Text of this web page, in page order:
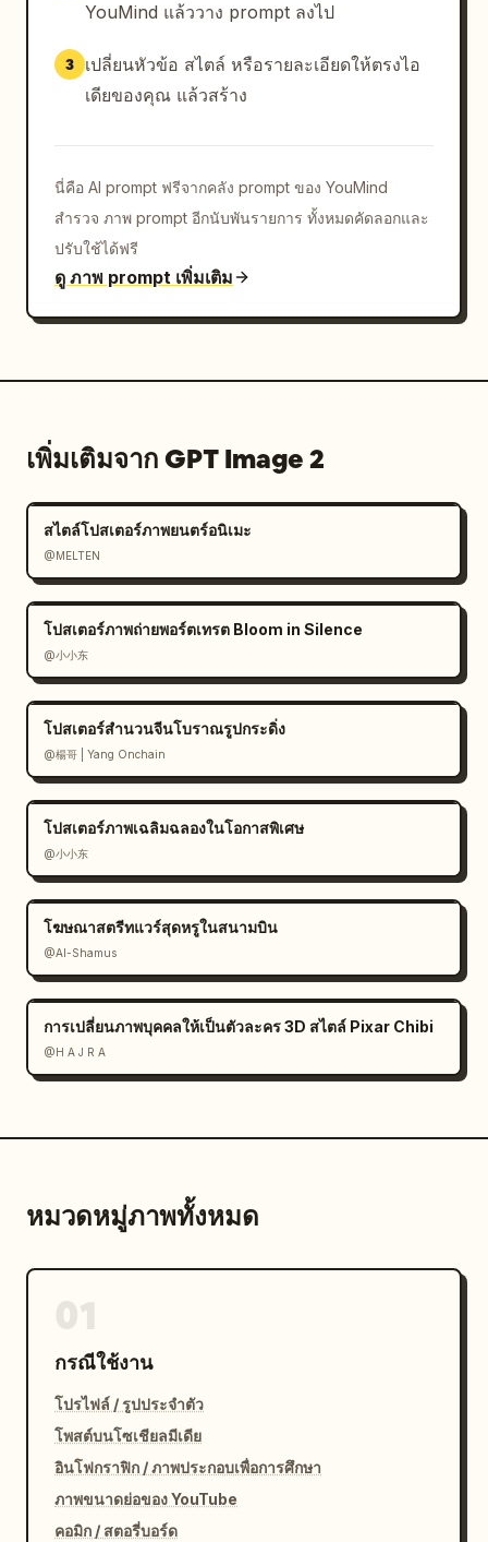
YouMind แล้ววาง prompt ลงไป
3
เปลี่ยนหัวข้อ สไตล์ หรือรายละเอียดให้ตรงไอ
เดียของคุณ แล้วสร้าง
นี่คือ AI prompt ฟรีจากคลัง prompt ของ YouMind
สำรวจ ภาพ prompt อีกนับพันรายการ ทั้งหมดคัดลอกและ
ปรับใช้ได้ฟรี
ดู ภาพ prompt เพิ่มเติม
เพิ่มเติมจาก GPT Image 2
สไตล์โปสเตอร์ภาพยนตร์อนิเมะ
@MELTEN
โปสเตอร์ภาพถ่ายพอร์ตเทรต Bloom in Silence
@小小东
โปสเตอร์สำนวนจีนโบราณรูปกระดิ่ง
@楊哥 | Yang Onchain
โปสเตอร์ภาพเฉลิมฉลองในโอกาสพิเศษ
@小小东
โฆษณาสตรีทแวร์สุดหรูในสนามบิน
@Al-Shamus
การเปลี่ยนภาพบุคคลให้เป็นตัวละคร 3D สไตล์ Pixar Chibi
@H A J R A
หมวดหมู่ภาพทั้งหมด
กรณีใช้งาน
โปรไฟล์ / รูปประจำตัว
โพสต์บนโซเชียลมีเดีย
อินโฟกราฟิก / ภาพประกอบเพื่อการศึกษา
ภาพขนาดย่อของ YouTube
คอมิก / สตอรี่บอร์ด